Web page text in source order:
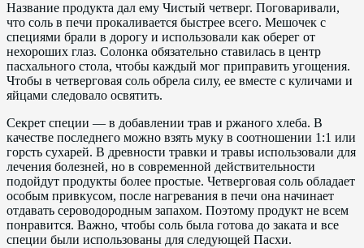
Название продукта дал ему Чистый четверг. Поговаривали,
что соль в печи прокаливается быстрее всего. Мешочек с
специями брали в дорогу и использовали как оберег от
нехороших глаз. Солонка обязательно ставилась в центр
пасхального стола, чтобы каждый мог приправить угощения.
Чтобы в четверговая соль обрела силу, ее вместе с куличами и
яйцами следовало освятить.
Секрет специи — в добавлении трав и ржаного хлеба. В
качестве последнего можно взять муку в соотношении 1:1 или
горсть сухарей. В древности травки и травы использовали для
лечения болезней, но в современной действительности
подойдут продукты более простые. Четверговая соль обладает
особым привкусом, после нагревания в печи она начинает
отдавать сероводородным запахом. Поэтому продукт не всем
понравится. Важно, чтобы соль была готова до заката и все
специи были использованы для следующей Пасхи.